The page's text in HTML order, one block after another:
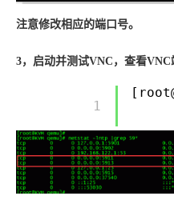
注意修改相应的端口号。
3，启动并测试VNC， 查看VNC
        1